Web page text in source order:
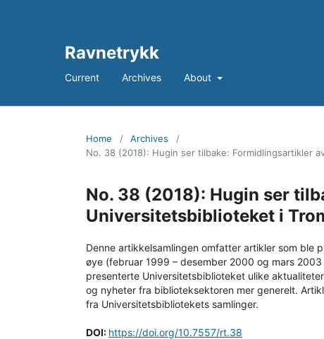
Ravnetrykk
Current Archives About
Home / Archives
/
No. 38 (2018): Hugin ser tilbake: Formidlingsartikler
No. 38 (2018): Hugin ser
Universitetsbiblioteket i
Denne artikkelsamlingen omfatter artikler som ble
øye (februar 1999 – desember 2000 og mars
presenterte Universitetsbiblioteket ulike
og nyheter fra biblioteksektoren mer generelt.
fra Universitetsbibliotekets samlinger.
DOI: https://doi.org/10.7557/rt.38